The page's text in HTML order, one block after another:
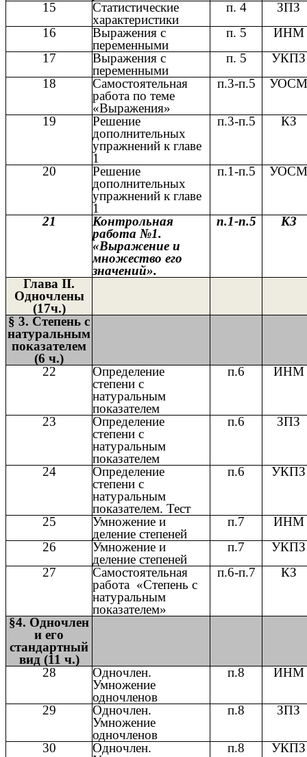
15
Статистические
характеристики
п. 4
ЗПЗ
16
Выражения с
переменными
п. 5
ИНМ
17
Выражения с
переменными
п. 5
УКПЗ
18
Самостоятельная
работа по теме
«Выражения»
п.3-п.5 УОСМ
19
Решение
дополнительных
упражнений к главе
1
п.3-п.5 КЗ
20
Решение
дополнительных
упражнений к главе
1
п.1-п.5 УОСМ
21
Контрольная
работа №1.
«Выражение и
множество его
значений».
п.1-п.5 КЗ
Глава II.
Одночлены
(17ч.)
§ 3. Степень с
натуральным
показателем
(6 ч.)
22
Определение
степени с
натуральным
показателем
п.6 ИНМ
23
Определение
степени с
натуральным
показателем
п.6 ЗПЗ
24
Определение
степени с
натуральным
показателем. Тест
п.6 УКПЗ
25
Умножение и
деление степеней
п.7
ИНМ
26
Умножение и
деление степеней
п.7
УКПЗ
27
Самостоятельная
работа «Степень с
натуральным
показателем»
п.6-п.7 КЗ
§4. Одночлен
и его
стандартный
вид (11 ч.)
28
Одночлен.
Умножение
одночленов
п.8 ИНМ
29
Одночлен.
Умножение
одночленов
п.8 ЗПЗ
30
Одночлен.
п.8 УКПЗ